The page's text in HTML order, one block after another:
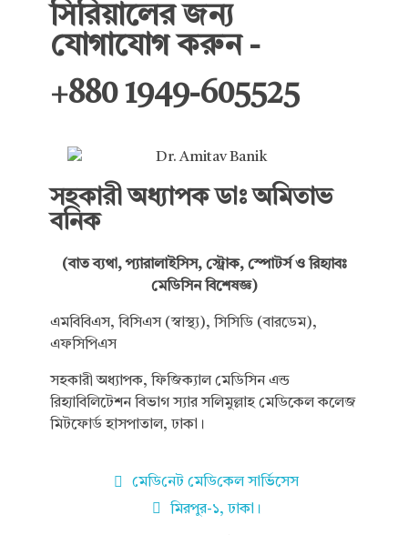
সিরিয়ালের জন্য
যোগাযোগ করুন -
+880 1949-605525
সহকারী অধ্যাপক ডাঃ অমিতাভ
বনিক
(বাত ব্যথা, প্যারালাইসিস, স্ট্রোক, স্পোটর্স ও রিহ্যাবঃ
মেডিসিন বিশেষজ্ঞ)
এমবিবিএস, বিসিএস (স্বাস্থ্য), সিসিডি (বারডেম),
এফসিপিএস
সহকারী অধ্যাপক, ফিজিক্যাল মেডিসিন এন্ড
রিহ্যাবিলিটেশন বিভাগ স্যার সলিমুল্লাহ মেডিকেল কলেজ
মিটফোর্ড হাসপাতাল, ঢাকা।
মে‌ডি‌নেট মে‌ডি‌কেল সা‌র্ভিসেস
মিরপুর-১, ঢাকা।